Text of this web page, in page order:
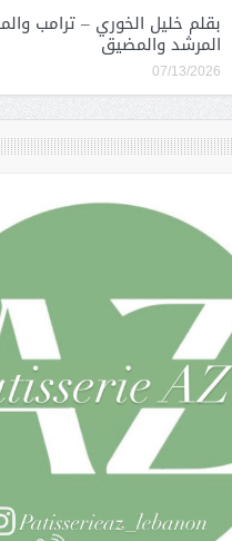
بقلم خليل الخوري – ترامب
المرشد والمضيق
07/13/2026